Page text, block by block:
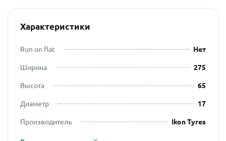
Характеристики
Run on flat
Нет
Ширина
275
Высота
65
Диаметр
17
Производитель
Ikon Tyres